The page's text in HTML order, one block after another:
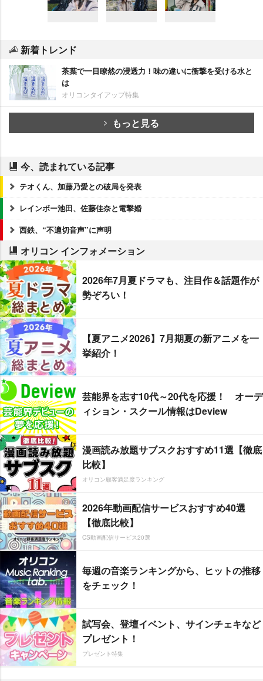
新着トレンド
茶葉で一目瞭然の浸透力！味の違いに衝撃を受ける水と
は
オリコンタイアップ特集
もっと見る
今、読まれている記事
テオくん、加藤乃愛との破局を発表
レインボー池田、佐藤佳奈と電撃婚
西鉄、“不適切音声”に声明
オリコン インフォメーション
2026年7月夏ドラマも、注目作＆話題作が
勢ぞろい！
【夏アニメ2026】7月期夏の新アニメを一
挙紹介！
芸能界を志す10代～20代を応援！ オーデ
ィション・スクール情報はDeview
漫画読み放題サブスクおすすめ11選【徹底
比較】
オリコン顧客満足度ランキング
2026年動画配信サービスおすすめ40選
【徹底比較】
CS動画配信サービス20選
毎週の音楽ランキングから、ヒットの推移
をチェック！
試写会、登壇イベント、サインチェキなど
プレゼント！
プレゼント特集